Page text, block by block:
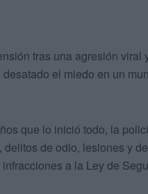
tras una agresión viral
el miedo en un
que lo inició todo, la
de odio, lesiones y
a la Ley de